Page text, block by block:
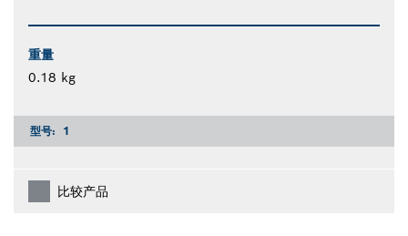
重量
0.18 kg
型号: 1
比较产品